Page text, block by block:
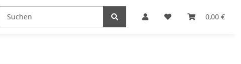
0,00 €
Wohnaccessoires Edelstahl Schmuck Möbel Serien